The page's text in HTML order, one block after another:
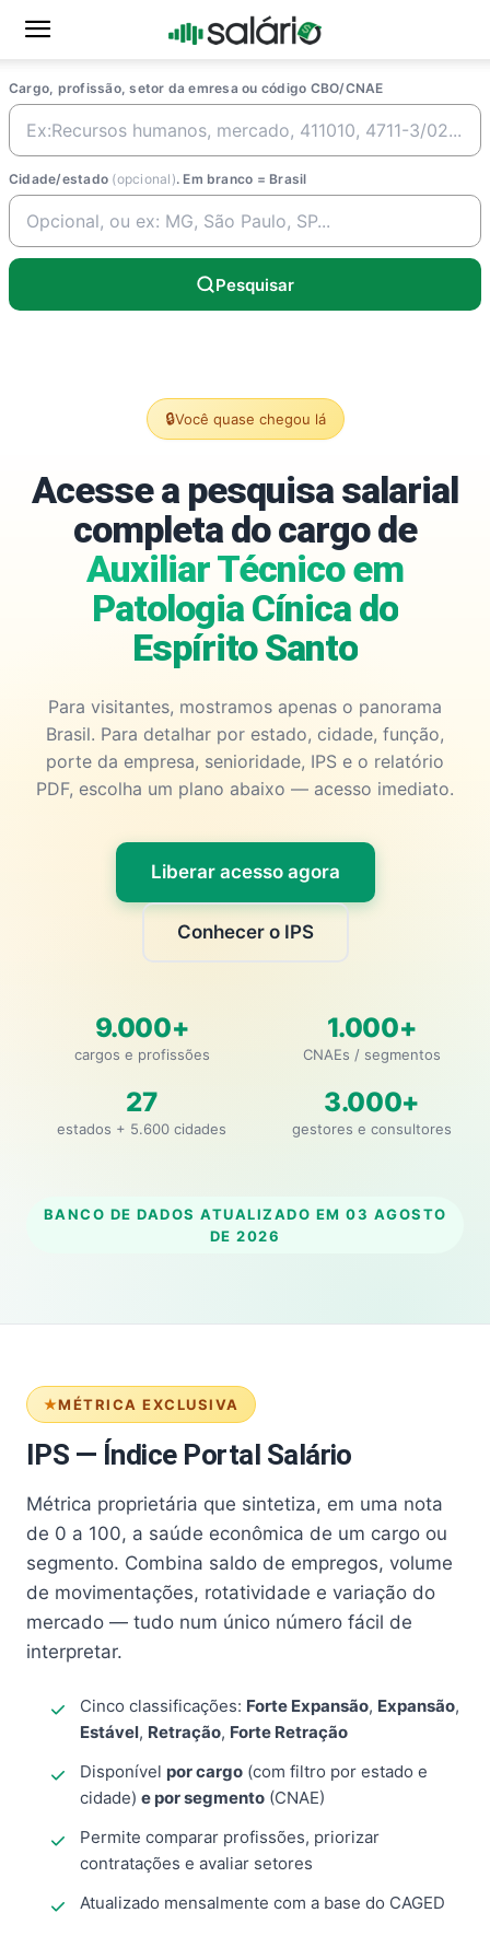
Cargo, profissão, setor da emresa ou código CBO/CNAE
Cidade/estado (opcional). Em branco = Brasil
Pesquisar
🔒Você quase chegou lá
Acesse a pesquisa salarial
completa do cargo de
Auxiliar Técnico em
Patologia Cínica do
Espírito Santo
Para visitantes, mostramos apenas o panorama
Brasil. Para detalhar por estado, cidade, função,
porte da empresa, senioridade, IPS e o relatório
PDF, escolha um plano abaixo — acesso imediato.
Liberar acesso agora
Conhecer o IPS
9.000+
cargos e profissões
1.000+
CNAEs / segmentos
27
estados + 5.600 cidades
3.000+
gestores e consultores
BANCO DE DADOS ATUALIZADO EM 03 AGOSTO
DE 2026
MÉTRICA EXCLUSIVA
IPS — Índice Portal Salário
Métrica proprietária que sintetiza, em uma nota
de 0 a 100, a saúde econômica de um cargo ou
segmento. Combina saldo de empregos, volume
de movimentações, rotatividade e variação do
mercado — tudo num único número fácil de
interpretar.
Cinco classificações: Forte Expansão, Expansão,
Estável, Retração, Forte Retração
Disponível por cargo (com filtro por estado e
cidade) e por segmento (CNAE)
Permite comparar profissões, priorizar
contratações e avaliar setores
Atualizado mensalmente com a base do CAGED